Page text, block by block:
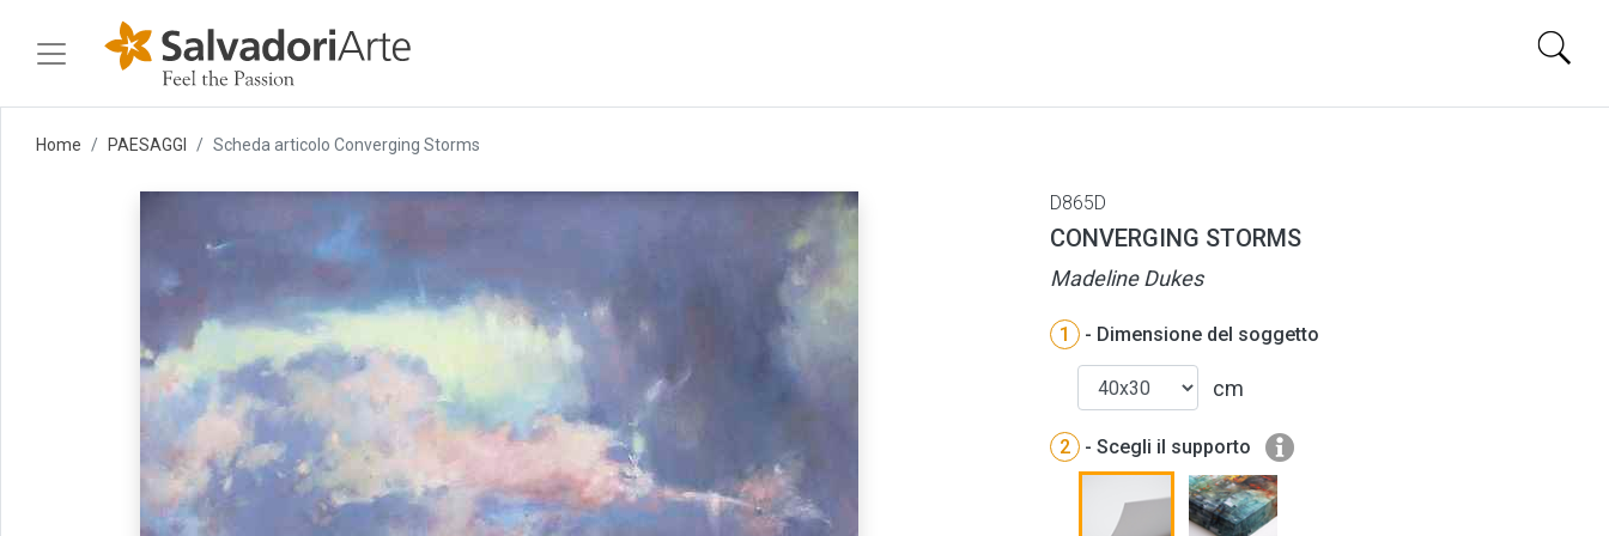
Home PAESAGGI Scheda articolo Converging Storms
D865D
CONVERGING STORMS
Madeline Dukes
1 - Dimensione del soggetto
cm
2 - Scegli il supporto